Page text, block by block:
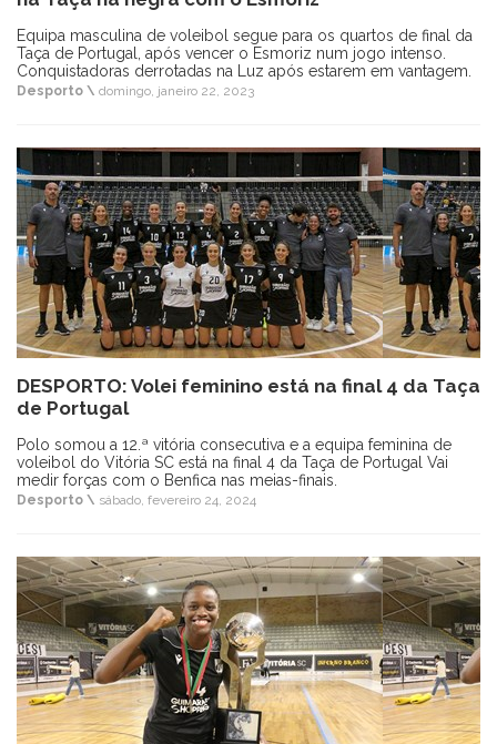
Equipa masculina de voleibol segue para os quartos de final da
Taça de Portugal, após vencer o Esmoriz num jogo intenso.
Conquistadoras derrotadas na Luz após estarem em vantagem.
Desporto \ domingo, janeiro 22, 2023
DESPORTO: Volei feminino está na final 4 da Taça
de Portugal
Polo somou a 12.ª vitória consecutiva e a equipa feminina de
voleibol do Vitória SC está na final 4 da Taça de Portugal Vai
medir forças com o Benfica nas meias-finais.
Desporto \ sábado, fevereiro 24, 2024